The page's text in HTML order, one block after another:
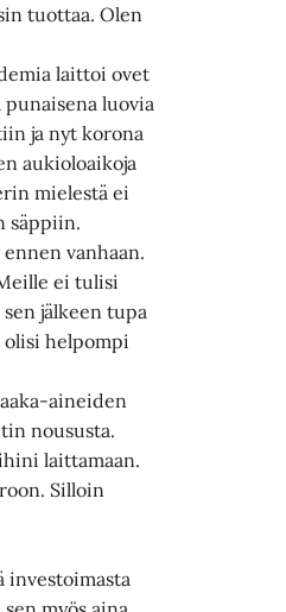
tuottaa. Olen
laittoi ovet
luovia
ja nyt korona
aukioloaikoja
mielestä ei
säppiin.
vanhaan.
ei tulisi
jälkeen tupa
olisi helpompi
aineiden
noususta.
laittamaan.
Silloin
investoimasta